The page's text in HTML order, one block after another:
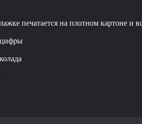
печатается на плотном картоне и